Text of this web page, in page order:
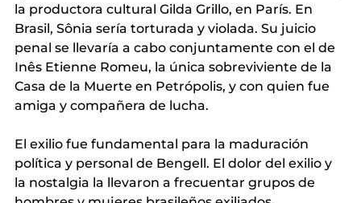
la productora cultural Gilda Grillo, en París. En
Brasil, Sônia sería torturada y violada. Su juicio
penal se llevaría a cabo conjuntamente con el de
Inês Etienne Romeu, la única sobreviviente de la
Casa de la Muerte en Petrópolis, y con quien fue
amiga y compañera de lucha.
El exilio fue fundamental para la maduración
política y personal de Bengell. El dolor del exilio y
la nostalgia la llevaron a frecuentar grupos de